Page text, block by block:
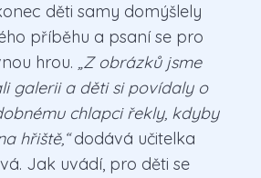
děti samy domýšlely
příběhu a psaní se pro
hrou. „Z obrázků jsme
galerii a děti si povídaly o
chlapci řekly, kdyby
hřiště,“dodává učitelka
Jak uvádí, pro děti se